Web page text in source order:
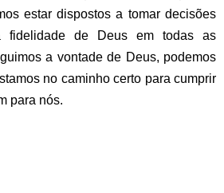
estar dispostos a tomar decisões
fidelidade de Deus em todas as
a vontade de Deus, podemos
no caminho certo para cumprir
para nós.